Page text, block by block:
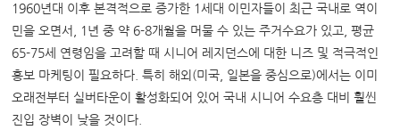
1960년대 이후 본격적으로 증가한 1세대 이민자들이 최근 국내로 역이
민을 오면서, 1년 중 약 6-8개월을 머물 수 있는 주거수요가 있고, 평균
65-75세 연령임을 고려할 때 시니어 레지던스에 대한 니즈 및 적극적인
홍보 마케팅이 필요하다. 특히 해외(미국, 일본을 중심으로)에서는 이미
오래전부터 실버타운이 활성화되어 있어 국내 시니어 수요층 대비 훨씬
진입 장벽이 낮을 것이다.